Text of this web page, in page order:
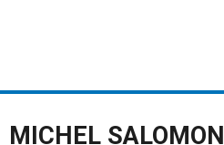
MICHEL SALOMON